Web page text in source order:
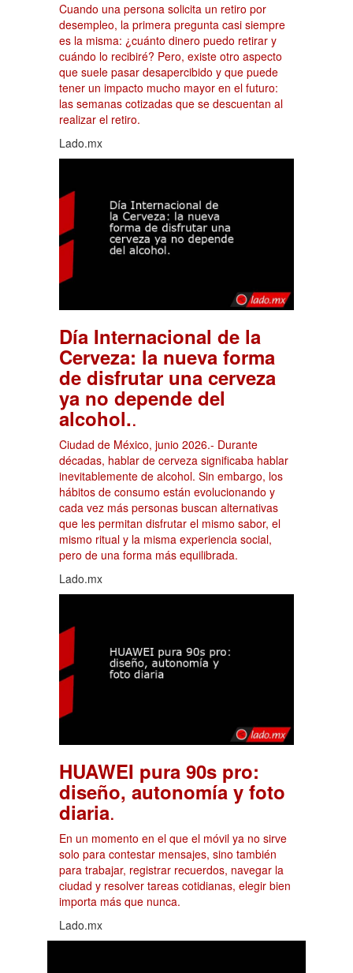
Cuando una persona solicita un retiro por
desempleo, la primera pregunta casi siempre
es la misma: ¿cuánto dinero puedo retirar y
cuándo lo recibiré? Pero, existe otro aspecto
que suele pasar desapercibido y que puede
tener un impacto mucho mayor en el futuro:
las semanas cotizadas que se descuentan al
realizar el retiro.
Lado.mx
Día Internacional de la
Cerveza: la nueva forma
de disfrutar una cerveza
ya no depende del
alcohol..
Ciudad de México, junio 2026.- Durante
décadas, hablar de cerveza significaba hablar
inevitablemente de alcohol. Sin embargo, los
hábitos de consumo están evolucionando y
cada vez más personas buscan alternativas
que les permitan disfrutar el mismo sabor, el
mismo ritual y la misma experiencia social,
pero de una forma más equilibrada.
Lado.mx
HUAWEI pura 90s pro:
diseño, autonomía y foto
diaria.
En un momento en el que el móvil ya no sirve
solo para contestar mensajes, sino también
para trabajar, registrar recuerdos, navegar la
ciudad y resolver tareas cotidianas, elegir bien
importa más que nunca.
Lado.mx